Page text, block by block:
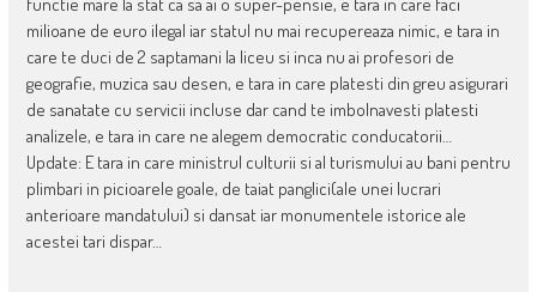
milioane de euro ilegal iar statul nu mai recupereaza nimic, e tara in
care te duci de 2 saptamani la liceu si inca nu ai profesori de
geografie, muzica sau desen, e tara in care platesti din greu asigurari
de sanatate cu servicii incluse dar cand te imbolnavesti platesti
analizele, e tara in care ne alegem democratic conducatorii…
Update: E tara in care ministrul culturii si al turismului au bani pentru
plimbari in picioarele goale, de taiat panglici(ale unei lucrari
anterioare mandatului) si dansat iar monumentele istorice ale
acestei tari dispar…